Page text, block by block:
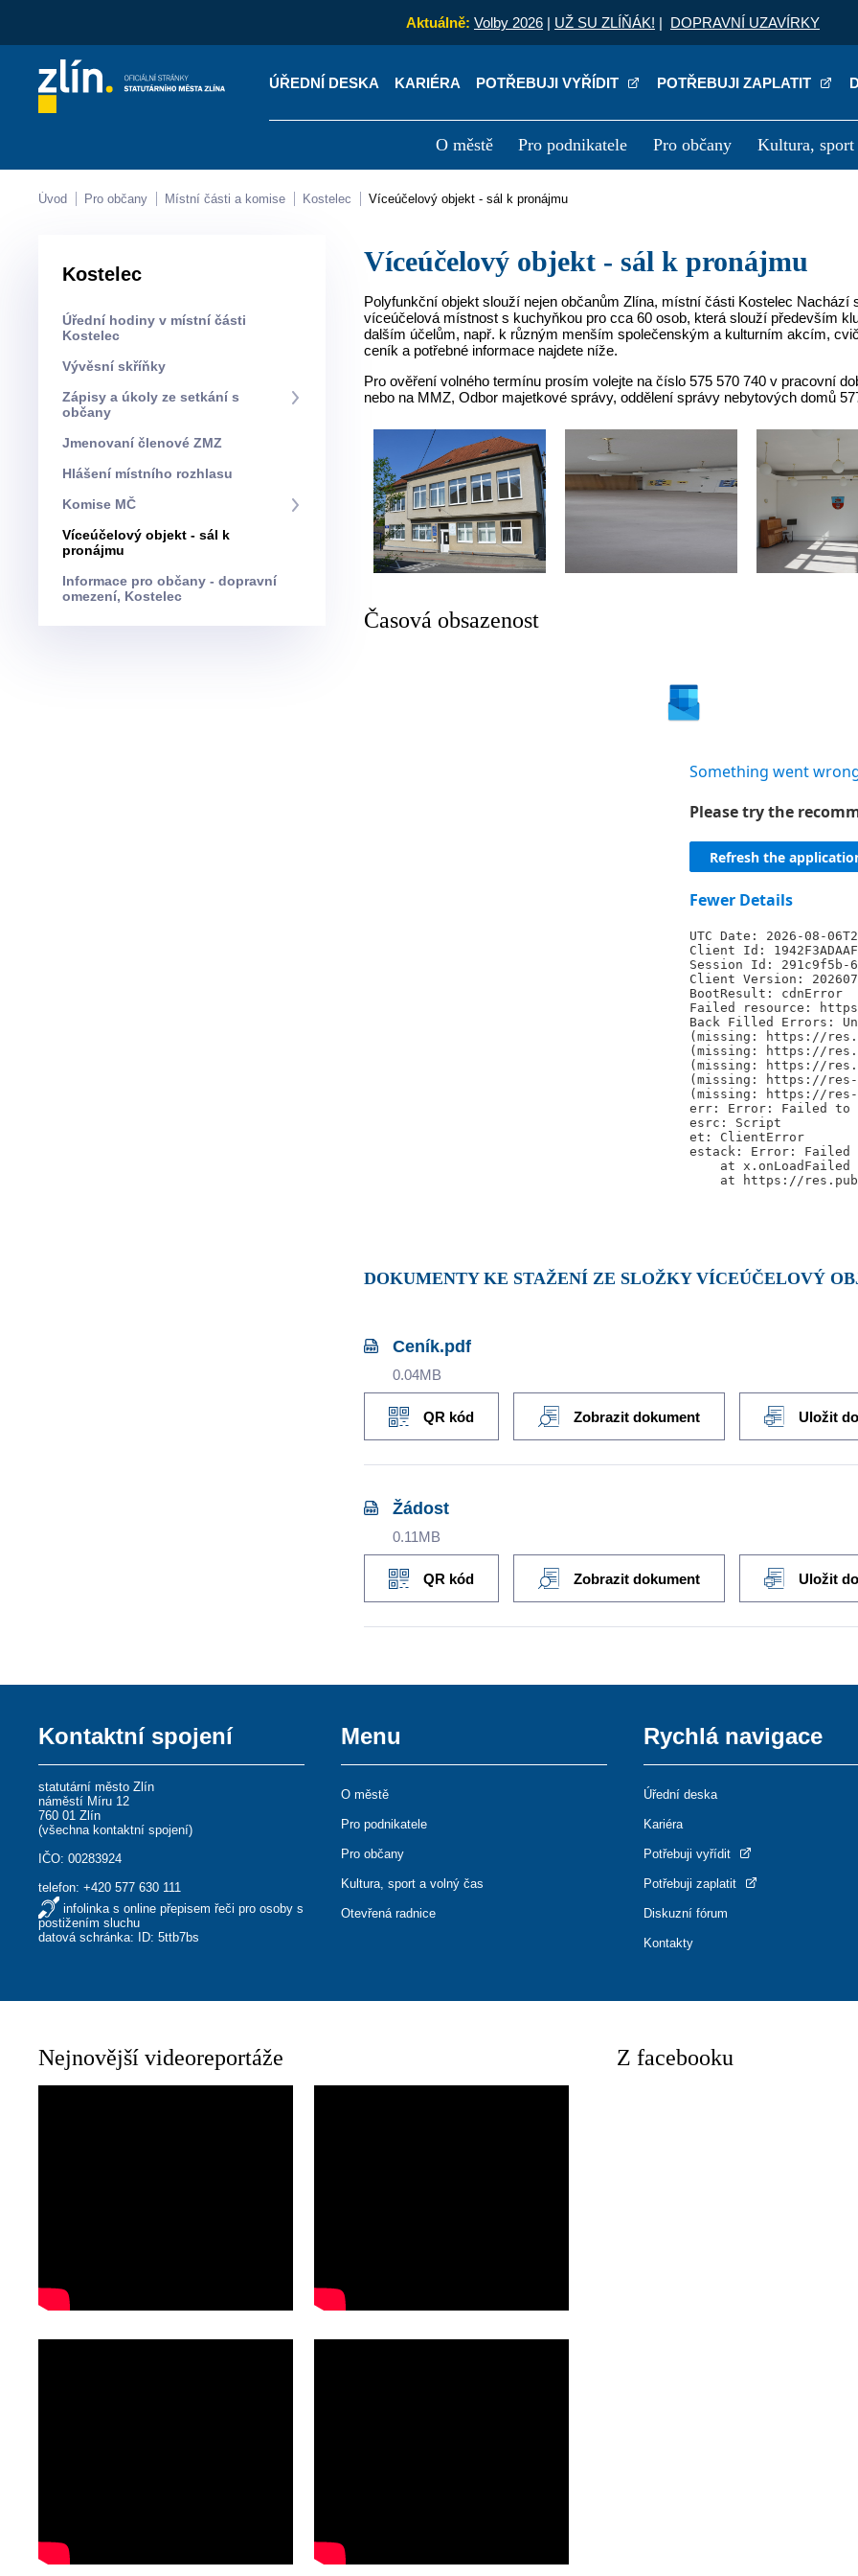
Aktuálně: Volby 2026 | UŽ SU ZLÍŇÁK! | DOPRAVNÍ UZAVÍRKY
ÚŘEDNÍ DESKA KARIÉRA POTŘEBUJI VYŘÍDIT POTŘEBUJI ZAPLATIT
O městě Pro podnikatele Pro občany Kultura, sport
Kontakty Úřední deska
Úvod Pro občany Místní části a komise Kostelec Víceúčelový objekt - sál k pronájmu
Kostelec
Úřední hodiny v místní části
Kostelec
Vývěsní skříňky
Zápisy a úkoly ze setkání s
občany
Jmenovaní členové ZMZ
Hlášení místního rozhlasu
Komise MČ
Víceúčelový objekt - sál k
pronájmu
Informace pro občany - dopravní
omezení, Kostelec
Víceúčelový objekt - sál k pronájmu
Polyfunkční objekt slouží nejen občanům Zlína, místní části Kostelec
víceúčelová místnost s kuchyňkou pro cca 60 osob, která slouží především
dalším účelům, např. k různým menším společenským a kulturním akcím,
ceník a potřebné informace najdete níže.
Pro ověření volného termínu prosím volejte na číslo 575 570 740 v pracovní
nebo na MMZ, Odbor majetkové správy, oddělení správy nebytových domů
Časová obsazenost
DOKUMENTY KE STAŽENÍ ZE SLOŽKY VÍCEÚČELOVÝ
Ceník.pdf
0.04MB
QR kód Zobrazit dokument Uložit
Žádost
0.11MB
QR kód Zobrazit dokument Uložit
Kontaktní spojení
statutární město Zlín
náměstí Míru 12
760 01 Zlín
(všechna kontaktní spojení)
IČO: 00283924
telefon:+420 577 630 111
infolinka s online přepisem řeči pro osoby s
postižením sluchu
datová schránka: ID: 5ttb7bs
Menu
O městě
Pro podnikatele
Pro občany
Kultura, sport a volný čas
Otevřená radnice
Rychlá navigace
Úřední deska
Kariéra
Potřebuji vyřídit
Potřebuji zaplatit
Diskuzní fórum
Kontakty
Nejnovější videoreportáže Z facebooku